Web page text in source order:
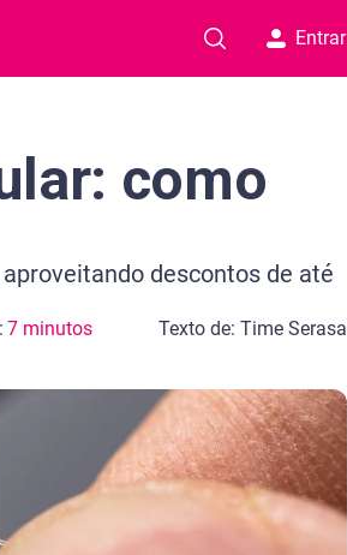
Entrar
como
descontos de até
7 minutos Texto de: Time Serasa